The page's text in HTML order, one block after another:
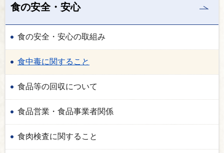
食の安全・安心
食の安全・安心の取組み
食中毒に関すること
食品等の回収について
食品営業・食品事業者関係
食肉検査に関すること